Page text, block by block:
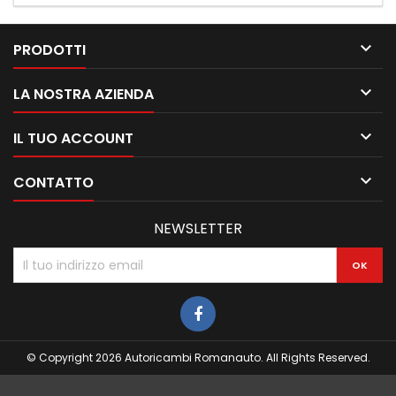
PRODOTTI 
LA NOSTRA AZIENDA 
IL TUO ACCOUNT 
CONTATTO 
NEWSLETTER
© Copyright 2026 Autoricambi Romanauto. All Rights Reserved.